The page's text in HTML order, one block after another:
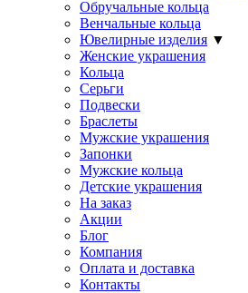
Обручальные кольца
Венчальные кольца
Ювелирные изделия ▼
Женские украшения
Кольца
Серьги
Подвески
Браслеты
Мужские украшения
Запонки
Мужские кольца
Детские украшения
На заказ
Акции
Блог
Компания
Оплата и доставка
Контакты